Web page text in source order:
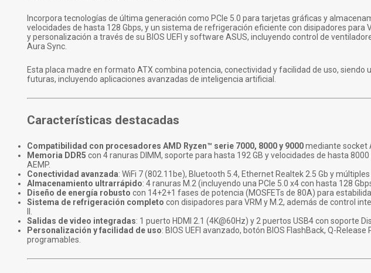
Incorpora tecnologías de última generación como PCIe 5.0 para tarjetas gráficas y
velocidades de hasta 128 Gbps, y un sistema de refrigeración eficiente con disipadores
y personalización a través de su BIOS UEFI y software ASUS, incluyendo control de
Aura Sync.
Esta placa madre en formato ATX combina potencia, conectividad y facilidad de uso,
futuras, incluyendo aplicaciones avanzadas de inteligencia artificial.
Características destacadas
Compatibilidad con procesadores AMD Ryzen™ serie 7000, 8000 y 9000mediante socket
Memoria DDR5 con 4 ranuras DIMM, soporte para hasta 192 GB y velocidades de hasta
AEMP.
Conectividad avanzada: WiFi 7 (802.11be), Bluetooth 5.4, Ethernet Realtek 2.5 Gb y
Almacenamiento ultrarrápido: 4 ranuras M.2 (incluyendo una PCIe 5.0 x4 con hasta 128
Diseño de energía robusto con 14+2+1 fases de potencia (MOSFETs de 80A) para
Sistema de refrigeración completo con disipadores para VRM y M.2, además de control
Salidas de video integradas: 1 puerto HDMI 2.1 (4K@60Hz) y 2 puertos USB4 con soporte
Personalización y facilidad de uso: BIOS UEFI avanzado, botón BIOS FlashBack, Q-
programables.